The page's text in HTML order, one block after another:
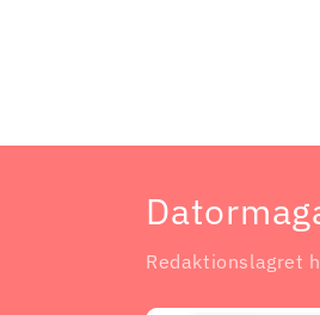
Redaktionslagret